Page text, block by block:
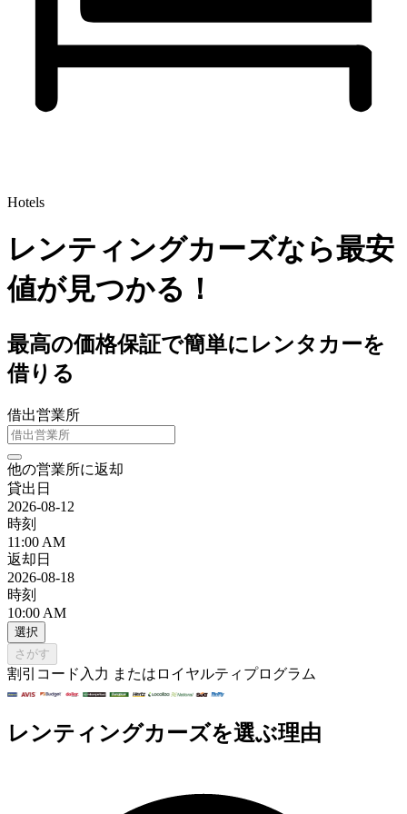
Hotels
レンティングカーズなら最安
値が見つかる！
最高の価格保証で簡単にレンタカーを
借りる
借出営業所
他の営業所に返却
貸出日
2026-08-12
時刻
11:00 AM
返却日
2026-08-18
時刻
10:00 AM
選択
さがす
割引コード入力 またはロイヤルティプログラム
レンティングカーズを選ぶ理由